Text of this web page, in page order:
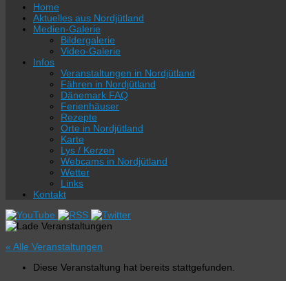
Zum
Inhalt
springen
Home
Aktuelles aus Nordjütland
Medien-Galerie
Bildergalerie
Video-Galerie
Infos
Veranstaltungen in Nordjütland
Fähren in Nordjütland
Dänemark FAQ
Ferienhäuser
Rezepte
Orte in Nordjütland
Karte
Lys / Kerzen
Webcams in Nordjütland
Wetter
Links
Kontakt
« Alle Veranstaltungen
Diese Veranstaltung hat bereits stattgefunden.